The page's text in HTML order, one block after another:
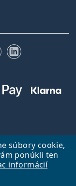
súbory cookie,
ponúkli ten
informácií
YouTubeLinkedIn